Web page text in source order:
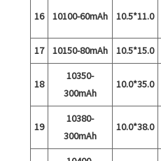
16 10100-60mAh 10.5*11.0
17
10150-80mAh 10.5*15.0
18
10350-
300mAh
10.0*35.0
19
10380-
300mAh
10.0*38.0